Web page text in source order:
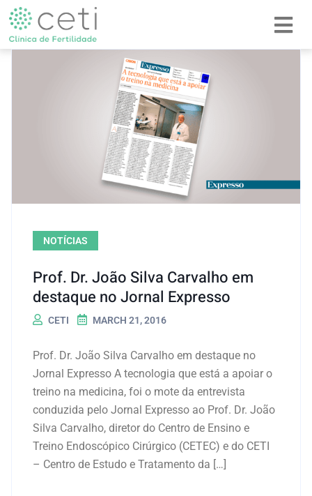
NOTÍCIAS
Prof. Dr. João Silva Carvalho em
destaque no Jornal Expresso
CETI MARCH 21, 2016
Prof. Dr. João Silva Carvalho em destaque no
Jornal Expresso A tecnologia que está a apoiar o
treino na medicina, foi o mote da entrevista
conduzida pelo Jornal Expresso ao Prof. Dr. João
Silva Carvalho, diretor do Centro de Ensino e
Treino Endoscópico Cirúrgico (CETEC) e do CETI
– Centro de Estudo e Tratamento da […]